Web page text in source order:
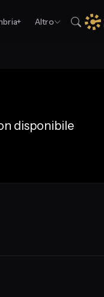
Altro
disponibile